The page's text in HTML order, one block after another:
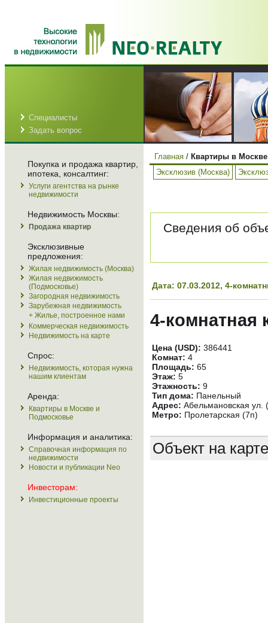
Специалисты
Задать вопрос
Покупка и продажа квартир,
ипотека, консалтинг:
Услуги агентства на рынке
недвижимости
Недвижимость Москвы:
Продажа квартир
Эксклюзивные
предложения:
Жилая недвижимость (Москва)
Жилая недвижимость
(Подмосковье)
Загородная недвижимость
Зарубежная недвижимость
+ Жилье, построенное нами
Коммерческая недвижимость
Недвижимость на карте
Спрос:
Недвижимость, которая нужна
нашим клиентам
Аренда:
Квартиры в Москве и
Подмосковье
Информация и аналитика:
Справочная информация по
недвижимости
Новости и публикации Neo
Инвесторам:
Инвестиционные проекты
Главная / Квартиры в
Эксклюзив (Москва)
Сведения об
Дата: 07.03.2012, 4-
4-комнатная
Цена (USD): 386441
Комнат: 4
Площадь: 65
Этаж: 5
Этажность: 9
Тип дома: Панельный
Адрес: Абельмановская ул. (
Метро: Пролетарская (7п)
Объект на карте